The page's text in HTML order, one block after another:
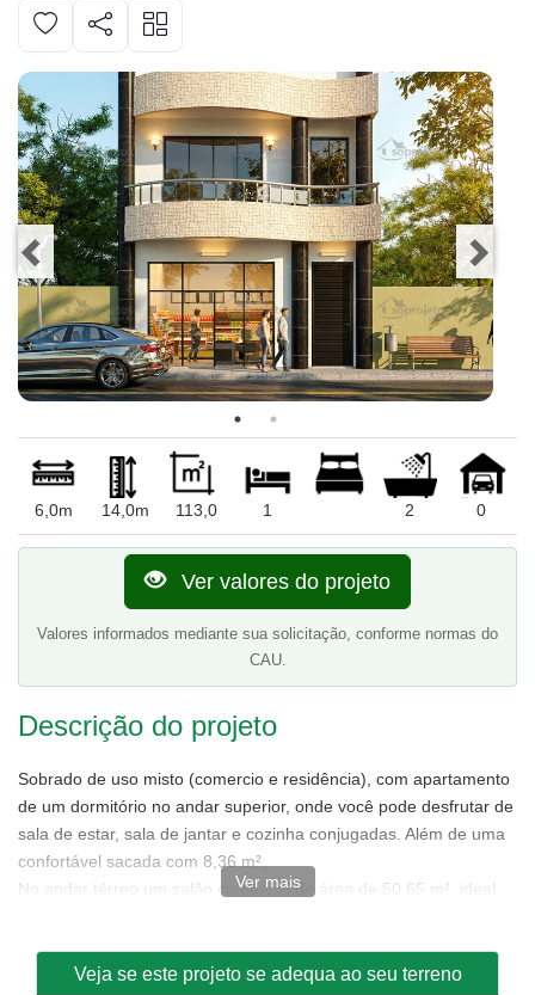
6,0m 14,0m 113,0 1 2 0
Ver valores do projeto
Valores informados mediante sua solicitação, conforme normas do
CAU.
Descrição do projeto
Sobrado de uso misto (comercio e residência), com apartamento
de um dormitório no andar superior, onde você pode desfrutar de
sala de estar, sala de jantar e cozinha conjugadas. Além de uma
confortável sacada com 8,36 m².
No andar térreo um salão comercial de área de 50,65 m², ideal
Tamanho da casa:6,00 metros de frente e 11,40 de fundos.
Sugestão de terreno mínimo para implantação: 6,00 metros
Ver mais
Veja se este projeto se adequa ao seu terreno